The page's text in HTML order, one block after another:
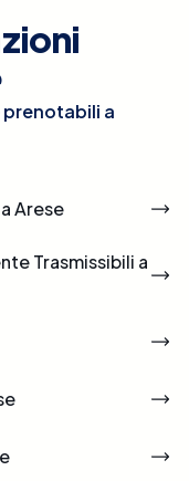
a
Arese
Trasmissibili a